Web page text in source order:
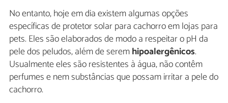
No entanto, hoje em dia existem algumas opções
específicas de protetor solar para cachorro em lojas para
pets. Eles são elaborados de modo a respeitar o pH da
pele dos peludos, além de seremhipoalergênicos.
Usualmente eles são resistentes à água, não contêm
perfumes e nem substâncias que possam irritar a pele do
cachorro.